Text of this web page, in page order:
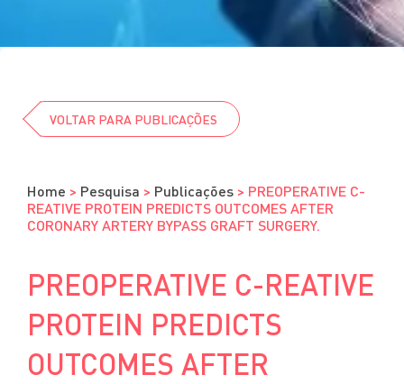
VOLTAR PARA PUBLICAÇÕES
Home > Pesquisa > Publicações > PREOPERATIVE C-
REATIVE PROTEIN PREDICTS OUTCOMES AFTER
CORONARY ARTERY BYPASS GRAFT SURGERY.
PREOPERATIVE C-REATIVE
PROTEIN PREDICTS
OUTCOMES AFTER